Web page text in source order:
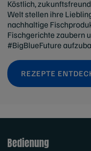
Köstlich,
Welt stellen ihre
nachhaltige
Fischgerichte zaubern
#BigBlueFuture
REZEPTE
Bedienung